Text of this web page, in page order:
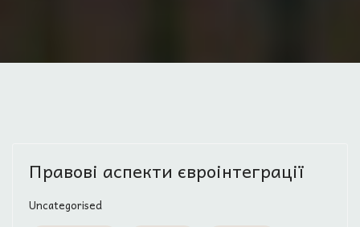
Правові аспекти євроінтеграції
Uncategorised